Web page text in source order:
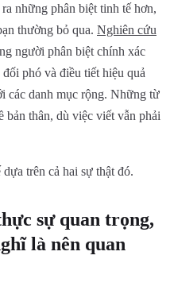
những phân biệt tinh tế hơn,
thường bỏ qua. Nghiên cứu
người phân biệt chính xác
phó và điều tiết hiệu quả
các danh mục rộng. Những từ
bản thân, dù việc viết vẫn phải
trên cả hai sự thật đó.
sự quan trọng,
là nên quan